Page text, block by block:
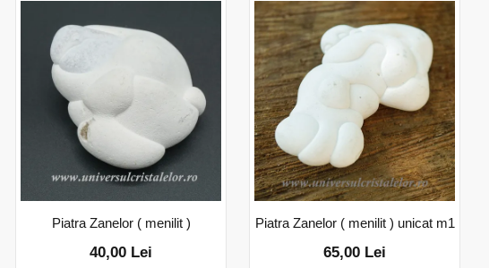
Piatra Zanelor ( menilit )
40,00 Lei
Piatra Zanelor ( menilit ) unicat m1
65,00 Lei